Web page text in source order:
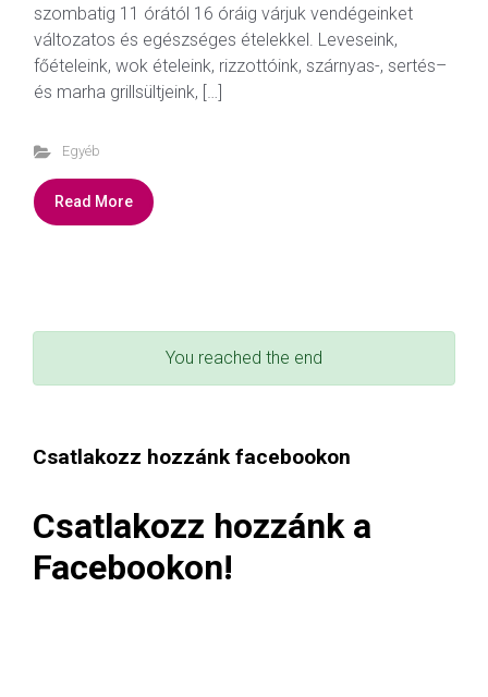
szombatig 11 órától 16 óráig várjuk vendégeinket
változatos és egészséges ételekkel. Leveseink,
főételeink, wok ételeink, rizzottóink, szárnyas-, sertés–
és marha grillsültjeink, […]
Egyéb
Read More
You reached the end
Csatlakozz hozzánk facebookon
Csatlakozz hozzánk a
Facebookon!